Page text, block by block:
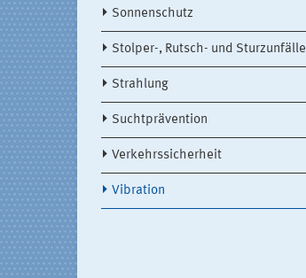
Sonnenschutz
Stolper-, Rutsch- und Sturzunfälle
Strahlung
Suchtprävention
Verkehrssicherheit
Vibration